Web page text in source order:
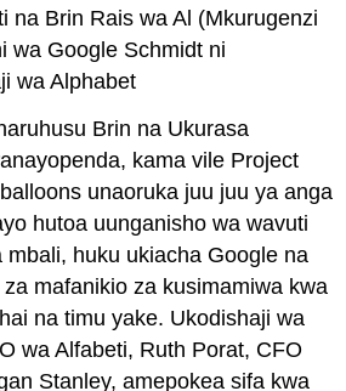
na Brin Rais wa Al (Mkurugenzi
wa Google Schmidt ni
wa Alphabet
Brin na Ukurasa
kama vile Project
unaoruka juu juu ya anga
hutoa uunganisho wa wavuti
mbali, huku ukiacha Google na
mafanikio za kusimamiwa kwa
na timu yake. Ukodishaji wa
wa Alfabeti, Ruth Porat, CFO
Stanley, amepokea sifa kwa